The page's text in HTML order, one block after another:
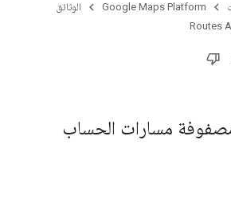
Google Maps Platform
الوثائق
Routes
مسارات الحساب